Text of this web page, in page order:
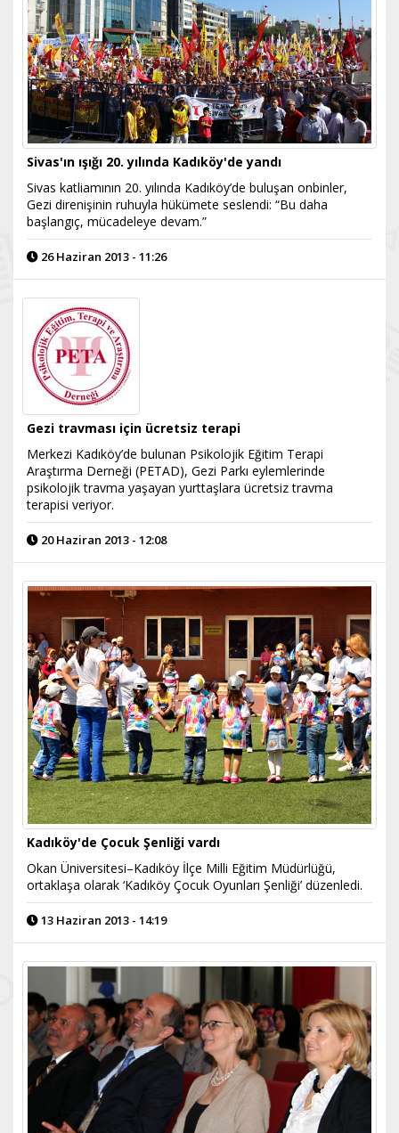
Sivas'ın ışığı 20. yılında Kadıköy'de yandı
Sivas katliamının 20. yılında Kadıköy’de buluşan onbinler,
Gezi direnişinin ruhuyla hükümete seslendi: “Bu daha
başlangıç, mücadeleye devam.”
26 Haziran 2013 - 11:26
Gezi travması için ücretsiz terapi
Merkezi Kadıköy’de bulunan Psikolojik Eğitim Terapi
Araştırma Derneği (PETAD), Gezi Parkı eylemlerinde
psikolojik travma yaşayan yurttaşlara ücretsiz travma
terapisi veriyor.
20 Haziran 2013 - 12:08
Kadıköy'de Çocuk Şenliği vardı
Okan Üniversitesi–Kadıköy İlçe Milli Eğitim Müdürlüğü,
ortaklaşa olarak ‘Kadıköy Çocuk Oyunları Şenliği’ düzenledi.
13 Haziran 2013 - 14:19